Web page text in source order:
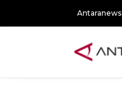
Antaranews